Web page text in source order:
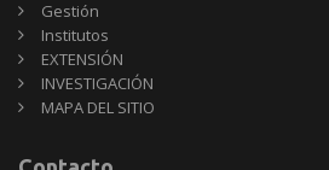
Gestión
Institutos
EXTENSIÓN
INVESTIGACIÓN
MAPA DEL SITIO